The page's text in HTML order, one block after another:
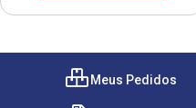
Meus Pedidos